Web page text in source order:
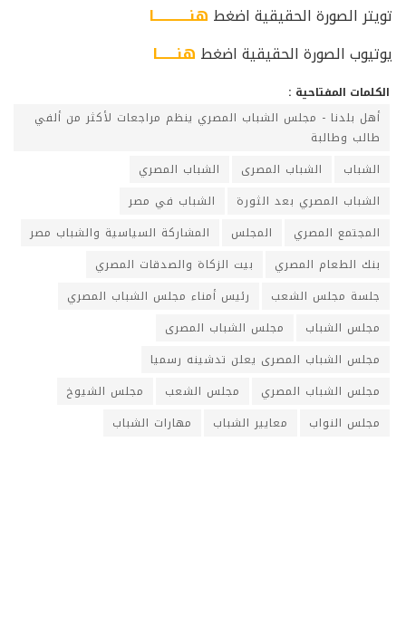
تويتر الصورة الحقيقية اضغط هنـــــــــــــا
يوتيوب الصورة الحقيقية اضغط هنـــــــا
الكلمات المفتاحية :
أهل بلدنا - مجلس الشباب المصري ينظم مراجعات لأكثر من ألفي
طالب وطالبة
الشباب
الشباب المصرى
الشباب المصري
الشباب المصري بعد الثورة
الشباب في مصر
المجتمع المصري
المجلس
المشاركة السياسية والشباب مصر
بنك الطعام المصري
بيت الزكاة والصدقات المصري
جلسة مجلس الشعب
رئيس أمناء مجلس الشباب المصري
مجلس الشباب
مجلس الشباب المصرى
مجلس الشباب المصرى يعلن تدشينه رسميا
مجلس الشباب المصري
مجلس الشعب
مجلس الشيوخ
مجلس النواب
معايير الشباب مهارات الشباب